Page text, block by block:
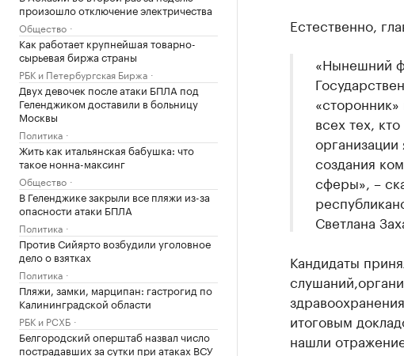
произошло отключение электричества
Общество
Как работает крупнейшая товарно-
сырьевая биржа страны
РБК и Петербургская Биржа
Двух девочек после атаки БПЛА под
Геленджиком доставили в больницу
Москвы
Политика
Жить как итальянская бабушка: что
такое нонна-максинг
Общество
В Геленджике закрыли все пляжи из-за
опасности атаки БПЛА
Политика
Против Сийярто возбудили уголовное
дело о взятках
Политика
Пляжи, замки, марципан: гастрогид по
Калининградской области
РБК и РСХБ
Белгородский оперштаб назвал число
пострадавших за сутки при атаках ВСУ
Естественно,
«Нынешний
всех тех,
создания
сферы», –
Светлана
Кандидаты
итоговым
нашли